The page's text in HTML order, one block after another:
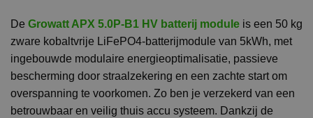
De Growatt APX 5.0P-B1 HV batterij module is een 50 kg
zware kobaltvrije LiFePO4-batterijmodule van 5kWh, met
ingebouwde modulaire energieoptimalisatie, passieve
bescherming door straalzekering en een zachte start om
overspanning te voorkomen. Zo ben je verzekerd van een
betrouwbaar en veilig thuis accu systeem. Dankzij de